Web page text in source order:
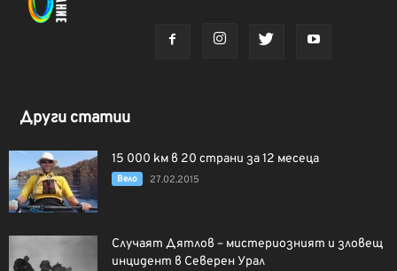
Други статии
15 000 км в 20 страни за 12 месеца
Вело 27.02.2015
Случаят Дятлов – мистериозният и зловещ
инцидент в Северен Урал